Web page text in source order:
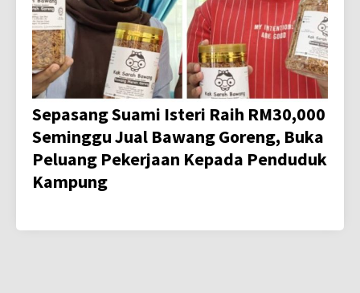
Sepasang Suami Isteri Raih RM30,000
Seminggu Jual Bawang Goreng, Buka
Peluang Pekerjaan Kepada Penduduk
Kampung